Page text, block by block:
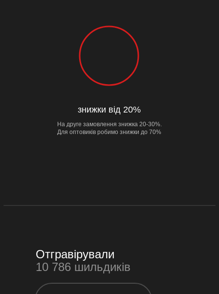
знижки від 20%
На друге замовлення знижка 20-30%.
Для оптовиків робимо знижки до 70%
Отгравірували
10 786 шильдиків